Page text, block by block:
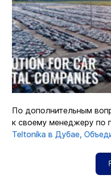
По дополнительным
к своему менеджеру по
Teltonika в Дубае,